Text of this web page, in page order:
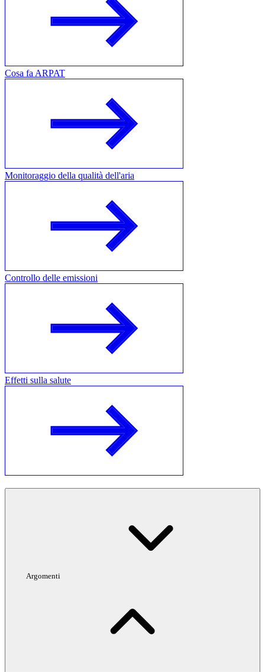
Cosa fa ARPAT
Monitoraggio della qualità dell'aria
Controllo delle emissioni
Effetti sulla salute
Argomenti